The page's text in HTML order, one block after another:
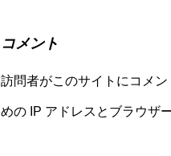
コメント
訪問者がこのサイトにコメ
めの IP アドレスとブラウザ